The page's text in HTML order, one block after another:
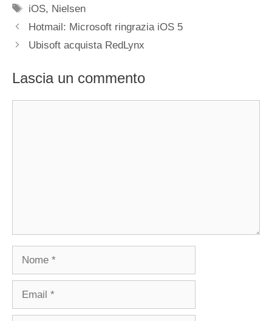
Tag
iOS, Nielsen
Hotmail: Microsoft ringrazia iOS 5
Ubisoft acquista RedLynx
Lascia un commento
Nome
Email